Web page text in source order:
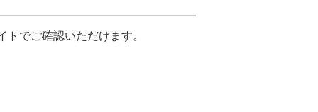
でご確認いただけます。